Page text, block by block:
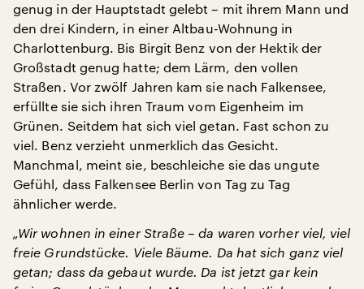
genug in der Hauptstadt gelebt – mit ihrem Mann und
den drei Kindern, in einer Altbau-Wohnung in
Charlottenburg. Bis Birgit Benz von der Hektik der
Großstadt genug hatte; dem Lärm, den vollen
Straßen. Vor zwölf Jahren kam sie nach Falkensee,
erfüllte sie sich ihren Traum vom Eigenheim im
Grünen. Seitdem hat sich viel getan. Fast schon zu
viel. Benz verzieht unmerklich das Gesicht.
Manchmal, meint sie, beschleiche sie das ungute
Gefühl, dass Falkensee Berlin von Tag zu Tag
ähnlicher werde.
„Wir wohnen in einer Straße – da waren vorher viel, viel
freie Grundstücke. Viele Bäume. Da hat sich ganz viel
getan; dass da gebaut wurde. Da ist jetzt gar kein